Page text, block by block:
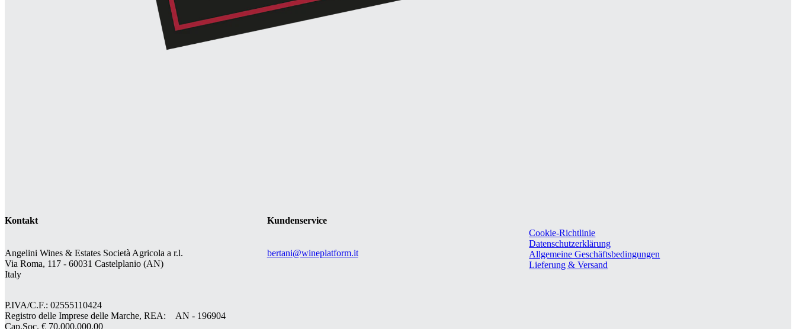
Kontakt
Angelini Wines & Estates Società Agricola a r.l.
Via Roma, 117 - 60031 Castelplanio (AN)
Italy
P.IVA/C.F.: 02555110424
Registro delle Imprese delle Marche, REA: AN - 196904
Cap.Soc. € 70.000.000,00
Kundenservice
bertani@wineplatform.it
Cookie-Richtlinie
Datenschutzerklärung
Allgemeine Geschäftsbedingungen
Lieferung & Versand